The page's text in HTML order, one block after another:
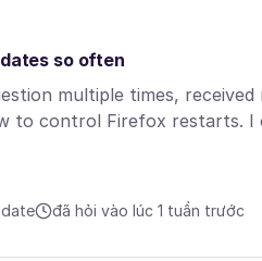
so often
multiple times,
to control Firefox restarts.
đã hỏi vào lúc 1 tuần trước